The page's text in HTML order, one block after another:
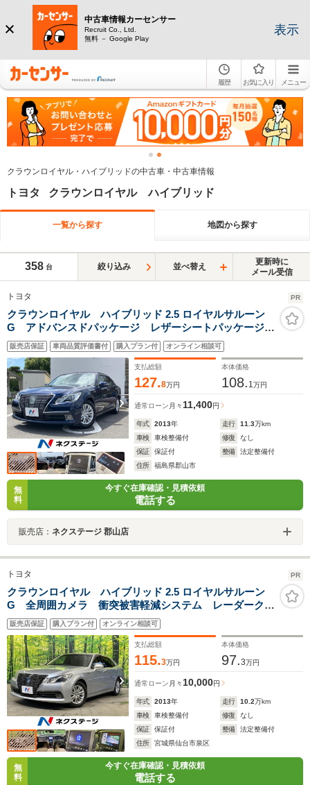
中古車情報カーセンサー
Recruit Co., Ltd.
無料 － Google Play
表示
履歴 お気に入り メニュー
クラウンロイヤル・ハイブリッドの中古車・中古車情報
トヨタ クラウンロイヤル ハイブリッド
一覧から探す 地図から探す
358 台 絞り込み 並べ替え
更新時に
メール受信
トヨタ PR
クラウンロイヤル ハイブリッド 2.5 ロイヤルサルーン
G アドバンスドパッケージ レザーシートパッケージ
バックカメラ ベージュ革シート 電動サンシェード
HDDナビシステム HIDヘッドライト 雨滴感応式オー
トワイパー
販売店保証 車両品質評価書付 購入プラン付 オンライン相談可
支払総額
127.8万円
本体価格
108. 1万円
通常ローン 月々11,400円
年式 2013年 走行 11.3万km
車検
車検整備付 修復
なし
保証
保証付 整備
法定整備付
住所
福島県郡山市
無
料
今すぐ在庫確認・見積依頼
電話する
販売店： ネクステージ 郡山店
トヨタ PR
クラウンロイヤル ハイブリッド 2.5 ロイヤルサルーン
G 全周囲カメラ 衝突被害軽減システム レーダークル
ーズ 禁煙車 レザーシート 全席シートヒーター 前
席シートエアコン 全席パワーシート ドラレコ コー
ナーセンサー スマートキー HIDヘッド
販売店保証 購入プラン付 オンライン相談可
支払総額
115.3万円
本体価格
97.3万円
通常ローン 月々10,000円
年式 2013年 走行 10.2万km
車検
車検整備付 修復
なし
保証
保証付 整備
法定整備付
住所
宮城県仙台市泉区
無
料
今すぐ在庫確認・見積依頼
電話する